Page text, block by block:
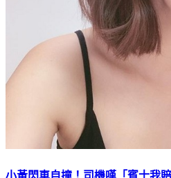
小黃閃車自撞！司機嘆「賓士我